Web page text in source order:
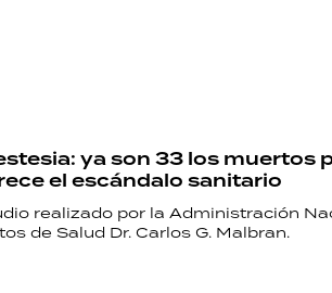
ya son 33 los muertos
el escándalo sanitario
realizado por la Administración
de Salud Dr. Carlos G. Malbran.
Seguinos